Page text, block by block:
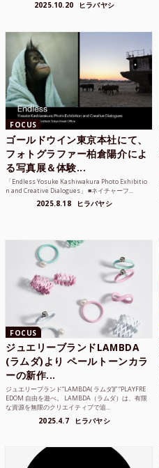
2025.10.20 ヒラバヤシ
FOCUS
ゴールドウイン東京本社にて、
フォトグラファー柏倉陽介によ
る写真展＆体験...
「Endless Yosuke Kashiwakura Photo Exhibitio
n and Creative Dialogues」 ■ネイチャーフ...
2025.8.18 ヒラバヤシ
FOCUS
ジュエリーブランドLAMBDA
(ラムダ)より ペールトーンカラ
ーの新作...
ジュエリーブランド“LAMBDA( ラムダ))” “PLAYFRE
EDOM 自由を遊べ。 LAMBDA（ラムダ）は、有限
な資源を無限のクリエイティブで追...
2025.4.7 ヒラバヤシ